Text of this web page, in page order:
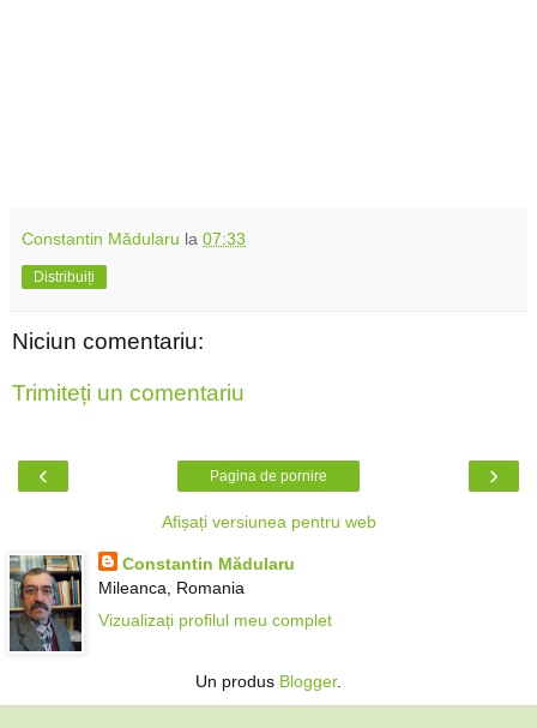
Constantin Mădularu la 07:33
Distribuiți
Niciun comentariu:
Trimiteți un comentariu
‹ ›
Pagina de pornire
Afișați versiunea pentru web
Constantin Mădularu
Mileanca, Romania
Vizualizați profilul meu complet
Un produs Blogger.